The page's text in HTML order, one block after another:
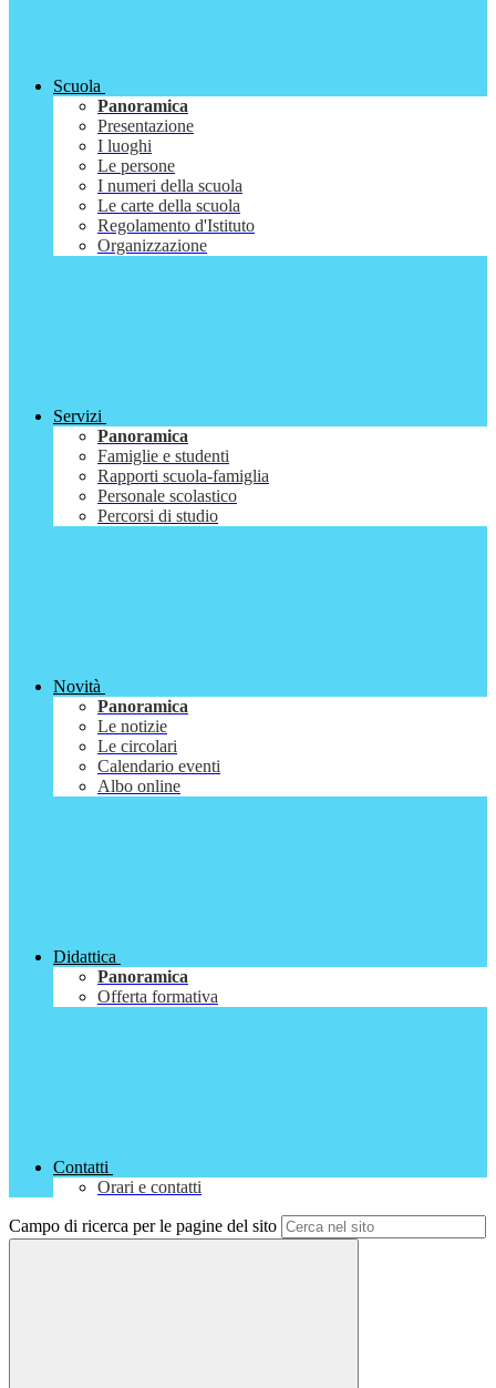
Scuola
Panoramica
Presentazione
I luoghi
Le persone
I numeri della scuola
Le carte della scuola
Regolamento d'Istituto
Organizzazione
Servizi
Panoramica
Famiglie e studenti
Rapporti scuola-famiglia
Personale scolastico
Percorsi di studio
Novità
Panoramica
Le notizie
Le circolari
Calendario eventi
Albo online
Didattica
Panoramica
Offerta formativa
Contatti
Orari e contatti
Campo di ricerca per le pagine del sito